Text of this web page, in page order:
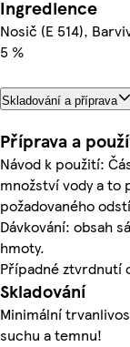
Ingredience
Nosič (E 514),
5 %
Skladování a příprava
Příprava a
Návod k použití:
množství vody a
požadovaného
Dávkování: obsah
hmoty.
Případné ztvrdnutí
Skladování
Minimální
suchu a temnu!